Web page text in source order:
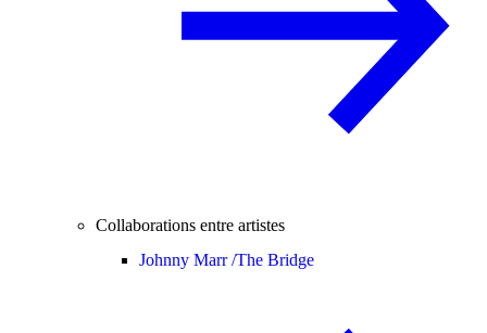
Collaborations entre artistes
Johnny Marr /The Bridge